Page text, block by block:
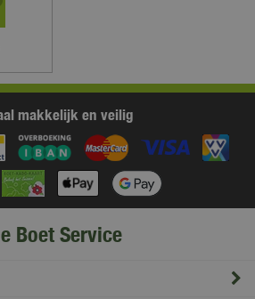
makkelijk en veilig
Boet Service